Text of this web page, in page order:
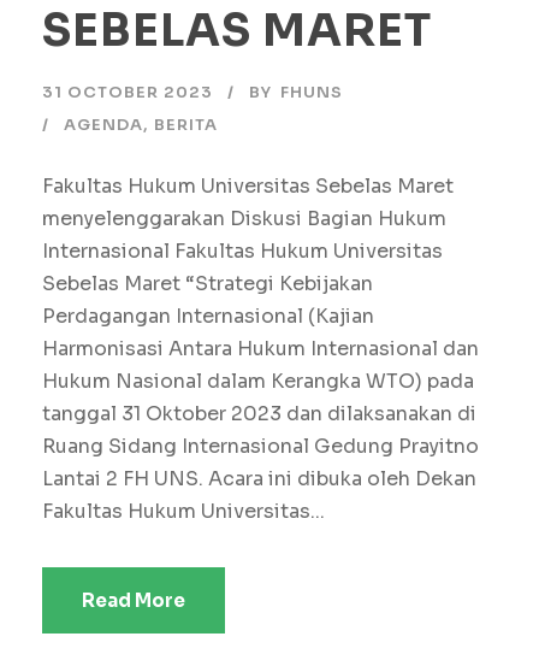
SEBELAS MARET
31 OCTOBER 2023 BY FHUNS
AGENDA, BERITA
Fakultas Hukum Universitas Sebelas Maret
menyelenggarakan Diskusi Bagian Hukum
Internasional Fakultas Hukum Universitas
Sebelas Maret “Strategi Kebijakan
Perdagangan Internasional (Kajian
Harmonisasi Antara Hukum Internasional dan
Hukum Nasional dalam Kerangka WTO) pada
tanggal 31 Oktober 2023 dan dilaksanakan di
Ruang Sidang Internasional Gedung Prayitno
Lantai 2 FH UNS. Acara ini dibuka oleh Dekan
Fakultas Hukum Universitas...
Read More